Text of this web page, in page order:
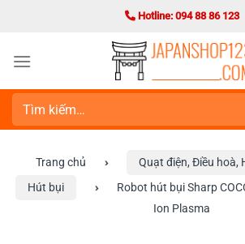
dung
Hotline: 094 88 86 123
Tìm
kiếm:
Trang chủ › Quạt điện, Điều hoà,
Hút bụi
›
Robot hút bụi Sharp
Ion Plasma